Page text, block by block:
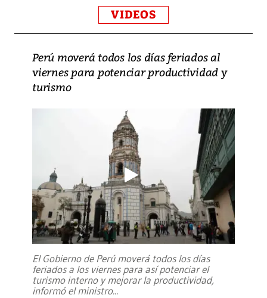
VIDEOS
Perú moverá todos los días feriados al
viernes para potenciar productividad y
turismo
El Gobierno de Perú moverá todos los días
feriados a los viernes para así potenciar el
turismo interno y mejorar la productividad,
informó el ministro...